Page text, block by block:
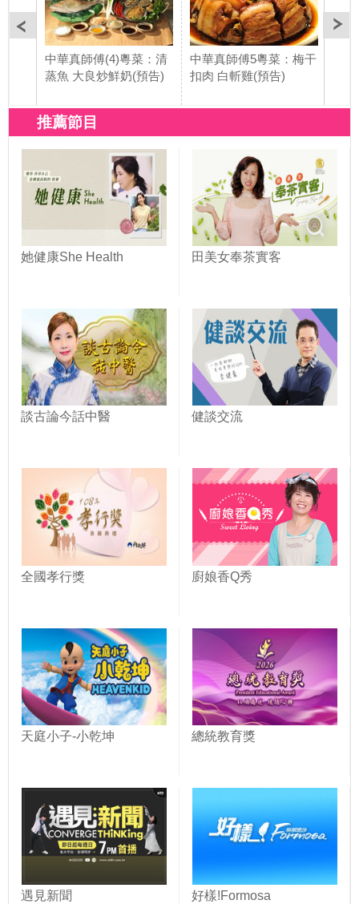
中華真師傅(4)粵菜：清
蒸魚 大良炒鮮奶(預告)
中華真師傅5粵菜：梅干
扣肉 白斬雞(預告)
推薦節目
她健康She Health 田美女奉茶實客
談古論今話中醫 健談交流
全國孝行獎 廚娘香Q秀
天庭小子-小乾坤 總統教育獎
遇見新聞 好樣!Formosa